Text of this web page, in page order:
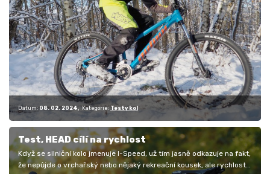
Datum: 08. 02. 2024 Kategorie: Testy kol
Test, HEAD cílí na rychlost
Když se silniční kolo jmenuje I-Speed, už tím jasně odkazuje na fakt,
že nepůjde o vrchařský nebo nějaký rekreační kousek, ale rychlost…